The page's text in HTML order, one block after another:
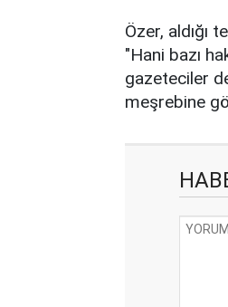
Özer, aldığı
"Hani bazı
gazeteciler
meşrebine